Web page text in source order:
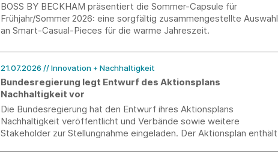
BOSS BY BECKHAM präsentiert die Sommer-Capsule für
Frühjahr/Sommer 2026: eine sorgfältig zusammengestellte Auswahl
an Smart-Casual-Pieces für die warme Jahreszeit.
21.07.2026 // Innovation + Nachhaltigkeit
Bundesregierung legt Entwurf des Aktionsplans
Nachhaltigkeit vor
Die Bundesregierung hat den Entwurf ihres Aktionsplans
Nachhaltigkeit veröffentlicht und Verbände sowie weitere
Stakeholder zur Stellungnahme eingeladen. Der Aktionsplan enthält